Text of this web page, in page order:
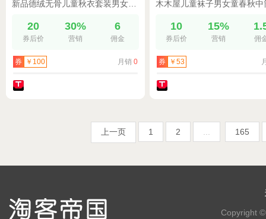
20
券后价
30%
营销
6
佣金
券 ￥100 月销 0
10
券后价
15%
营销 佣
券 ￥53
上一页 1 2 165
Copyright